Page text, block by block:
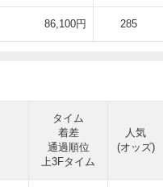
86,100円 285
タイム
着差
通過順位
上3Fタイム
人気
(オッズ)